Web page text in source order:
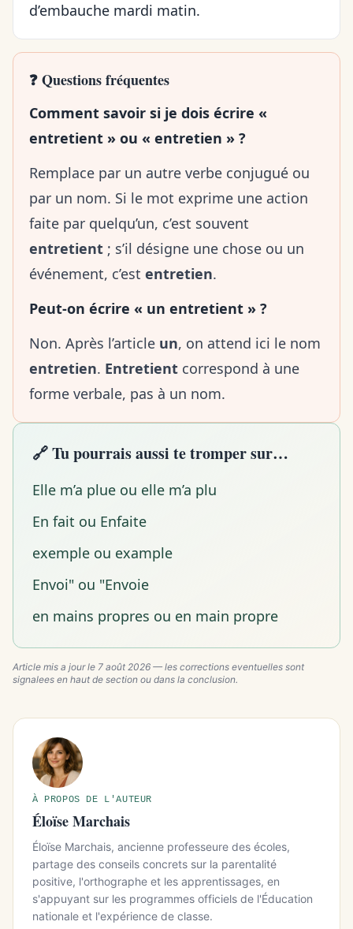
d’embauche mardi matin.
❓ Questions fréquentes
Comment savoir si je dois écrire «
entretient » ou « entretien » ?
Remplace par un autre verbe conjugué ou
par un nom. Si le mot exprime une action
faite par quelqu’un, c’est souvent
entretient ; s’il désigne une chose ou un
événement, c’est entretien.
Peut-on écrire « un entretient » ?
Non. Après l’article un, on attend ici le nom
entretien. Entretient correspond à une
forme verbale, pas à un nom.
🔗 Tu pourrais aussi te tromper sur…
Elle m’a plue ou elle m’a plu
En fait ou Enfaite
exemple ou example
Envoi" ou "Envoie
en mains propres ou en main propre
Article mis a jour le 7 août 2026 — les corrections eventuelles sont
signalees en haut de section ou dans la conclusion.
À PROPOS DE L'AUTEUR
Éloïse Marchais
Éloïse Marchais, ancienne professeure des écoles,
partage des conseils concrets sur la parentalité
positive, l'orthographe et les apprentissages, en
s'appuyant sur les programmes officiels de l'Éducation
nationale et l'expérience de classe.